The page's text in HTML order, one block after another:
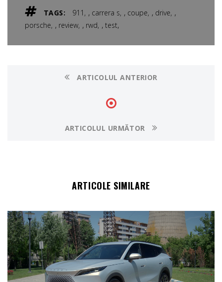
TAGS: 911 , carrera s , coupe , drive ,
porsche , review , rwd , test,
ARTICOLUL ANTERIOR
ARTICOLUL URMĂTOR
ARTICOLE SIMILARE